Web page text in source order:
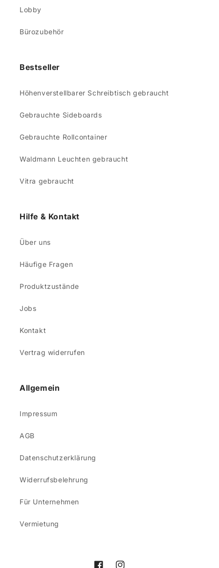
Lobby
Bürozubehör
Bestseller
Höhenverstellbarer Schreibtisch gebraucht
Gebrauchte Sideboards
Gebrauchte Rollcontainer
Waldmann Leuchten gebraucht
Vitra gebraucht
Hilfe & Kontakt
Über uns
Häufige Fragen
Produktzustände
Jobs
Kontakt
Vertrag widerrufen
Allgemein
Impressum
AGB
Datenschutzerklärung
Widerrufsbelehrung
Für Unternehmen
Vermietung